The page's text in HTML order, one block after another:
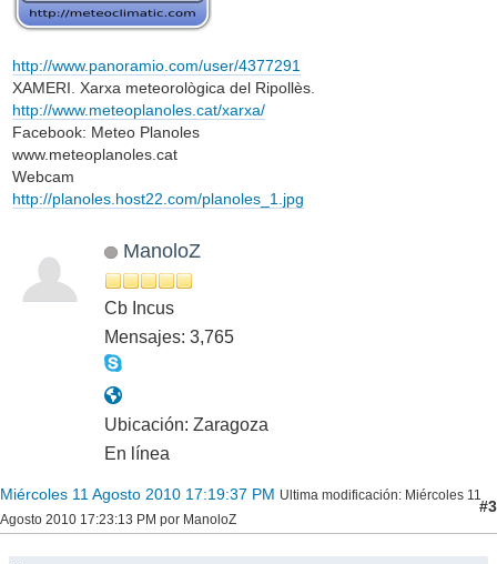
http://www.panoramio.com/user/4377291
XAMERI. Xarxa meteorològica del Ripollès.
http://www.meteoplanoles.cat/xarxa/
Facebook: Meteo Planoles
www.meteoplanoles.cat
Webcam
http://planoles.host22.com/planoles_1.jpg
ManoloZ
Cb Incus
Mensajes: 3,765
Ubicación: Zaragoza
En línea
Miércoles 11 Agosto 2010 17:19:37 PM Ultima modificación: Miércoles 11
Agosto 2010 17:23:13 PM por ManoloZ
#3